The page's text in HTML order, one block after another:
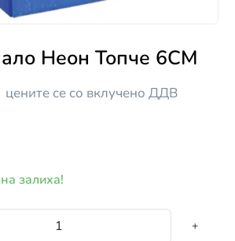
Неон Топче 6CM
цените се со вклучено ДДВ
залиха!
+